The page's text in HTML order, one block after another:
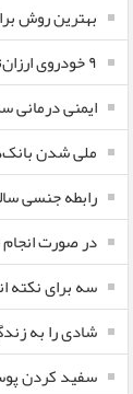
بهترین روش
٩ خودروی ارزان‌تر از پراید را بشناسید
ایمنی
ملی شدن
رابطه جنسی
در صورت
سه برای نکته
شادی را به
سفید کردن